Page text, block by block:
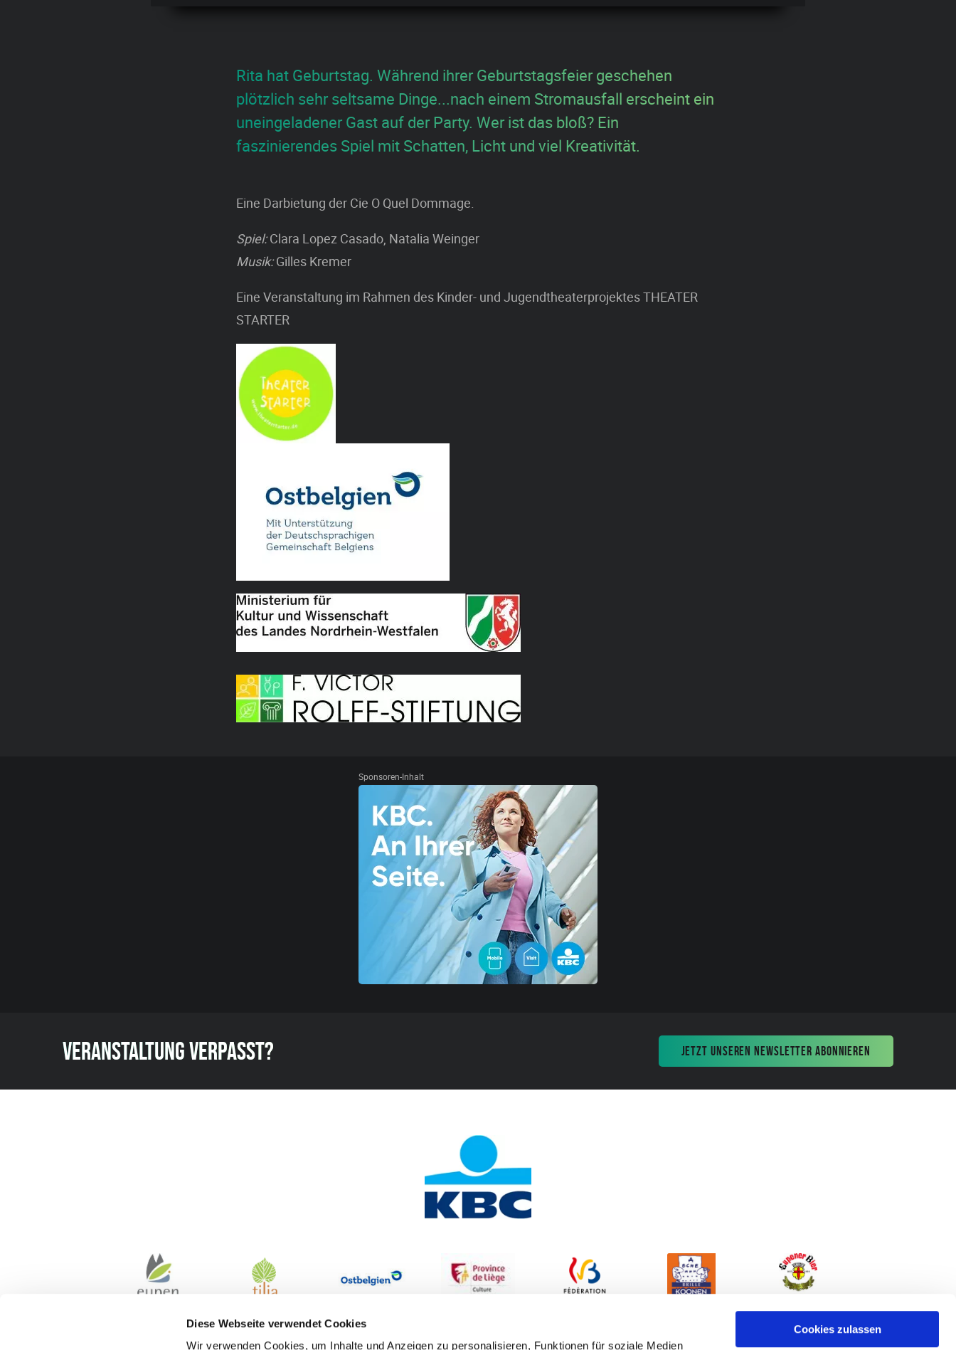
Diese Webseite verwendet Cookies
Wir verwenden Cookies, um Inhalte und Anzeigen zu personalisieren, Funktionen für soziale Medien
Cookies zulassen
Rita hat Geburtstag. Während ihrer Geburtstagsfeier geschehen
plötzlich sehr seltsame Dinge...nach einem Stromausfall erscheint ein
uneingeladener Gast auf der Party. Wer ist das bloß? Ein
faszinierendes Spiel mit Schatten, Licht und viel Kreativität.
Eine Darbietung der Cie O Quel Dommage.
Spiel:Clara Lopez Casado, Natalia Weinger
Musik:Gilles Kremer
Eine Veranstaltung im Rahmen des Kinder- und Jugendtheaterprojektes THEATER
STARTER
Sponsoren-Inhalt
VERANSTALTUNG VERPASST? JETZT UNSEREN NEWSLETTER ABONNIEREN